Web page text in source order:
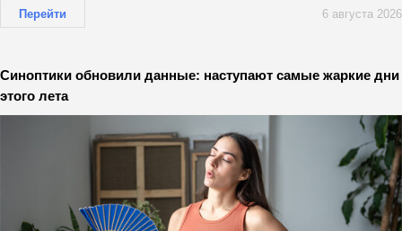
Перейти 6 августа 2026
Синоптики обновили данные: наступают самые жаркие дни
этого лета